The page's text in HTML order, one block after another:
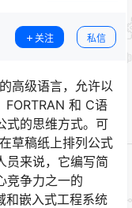
关注 私信
高级语言，允许以
FORTRAN 和 C语
式的思维方式。可
草稿纸上排列公式
员来说，它编写简
竞争力之一的
和嵌入式工程系统